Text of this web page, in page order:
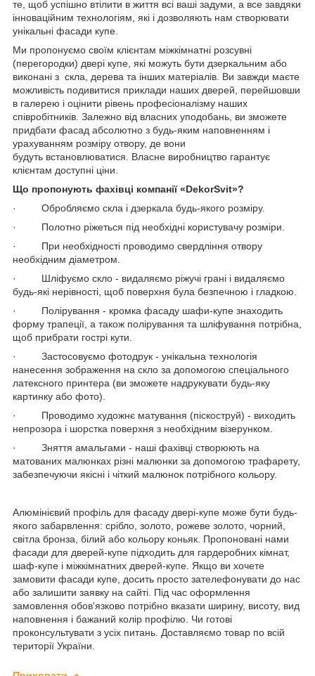
те, щоб успішно втілити в життя всі ваші задуми, а все завдяки
інноваційним технологіям, які і дозволяють нам створювати
унікальні фасади купе.
Ми пропонуємо своїм клієнтам міжкімнатні розсувні
(перегородки) двері купе, які можуть бути дзеркальним або
виконані з скла, дерева та інших матеріалів. Ви завжди маєте
можливість подивитися приклади наших дверей, перейшовши
в галерею і оцінити рівень професіоналізму наших
співробітників. Залежно від власних уподобань, ви зможете
придбати фасад абсолютно з будь-яким наповненням і
урахуванням розміру отвору, де вони
будуть встановлюватися. Власне виробництво гарантує
клієнтам доступні ціни.
Що пропонують фахівці компанії «DekorSvit»?
· Обробляємо скла і дзеркала будь-якого розміру.
· Полотно ріжеться під необхідні користувачу розміри.
· При необхідності проводимо свердління отвору
необхідним діаметром.
· Шліфуємо скло - видаляємо ріжучі грані і видаляємо
будь-які нерівності, щоб поверхня була безпечною і гладкою.
· Полірування - кромка фасаду шафи-купе знаходить
форму трапеції, а також полірування та шліфування потрібна,
щоб прибрати гострі кути.
· Застосовуємо фотодрук - унікальна технологія
нанесення зображення на скло за допомогою спеціального
латексного принтера (ви зможете надрукувати будь-яку
картинку або фото).
· Проводимо художнє матування (піскоструй) - виходить
непрозора і шорстка поверхня з необхідним візерунком.
· Зняття амальгами - наші фахівці створюють на
матованих малюнках різні малюнки за допомогою трафарету,
забезпечуючи якісні і чіткий малюнок потрібного кольору.
Алюмінієвий профіль для фасаду двері-купе може бути будь-
якого забарвлення: срібло, золото, рожеве золото, чорний,
світла бронза, білий або кольору коньяк. Пропоновані нами
фасади для дверей-купе підходить для гардеробних кімнат,
шаф-купе і міжкімнатних дверей-купе. Якщо ви хочете
замовити фасади купе, досить просто зателефонувати до нас
або залишити заявку на сайті. Під час оформлення
замовлення обов'язково потрібно вказати ширину, висоту, вид
наповнення і бажаний колір профілю. Чи готові
проконсультувати з усіх питань. Доставляємо товар по всій
території України.